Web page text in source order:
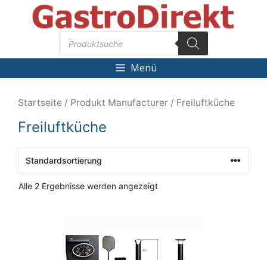
Products
search
Menü
Startseite / Produkt Manufacturer / Freiluftküche
Freiluftküche
Alle 2 Ergebnisse werden angezeigt